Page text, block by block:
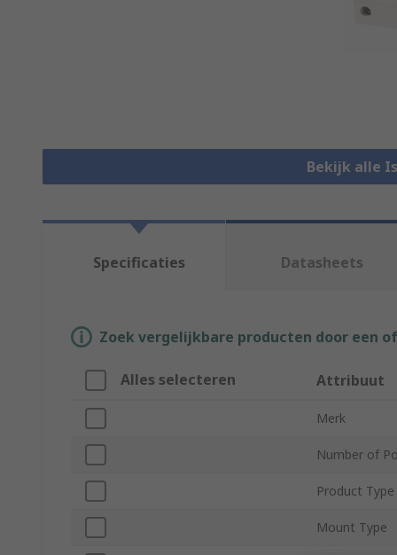
Bekijk alle
Specificaties Datasheets
Zoek vergelijkbare producten door een
Alles selecteren Attribuut
Merk
Number of
Product Type
Mount Type